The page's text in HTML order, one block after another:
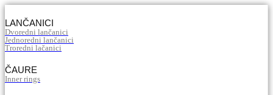
LANČANICI
Dvoredni lančanici
Jednoredni lančanici
Troredni lačanici
ČAURE
Inner rings